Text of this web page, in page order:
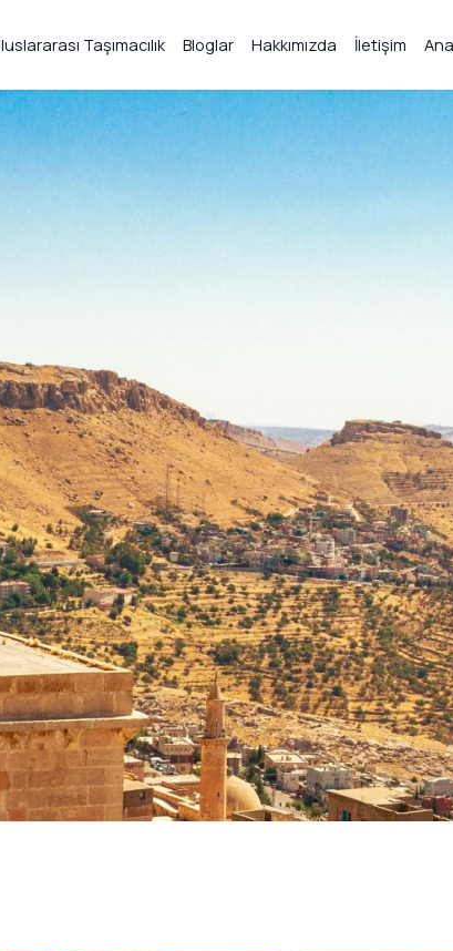
Taşımacılık Bloglar Hakkımızda İletişim